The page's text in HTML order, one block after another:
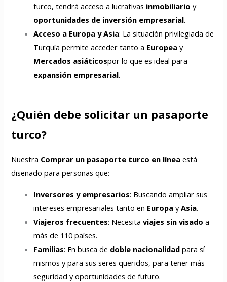
turco, tendrá acceso a lucrativas inmobiliario y
oportunidades de inversión empresarial.
Acceso a Europa y Asia: La situación privilegiada de
Turquía permite acceder tanto a Europea y
Mercados asiáticospor lo que es ideal para
expansión empresarial.
¿Quién debe solicitar un pasaporte
turco?
Nuestra Comprar un pasaporte turco en línea está
diseñado para personas que:
Inversores y empresarios: Buscando ampliar sus
intereses empresariales tanto en Europa yAsia.
Viajeros frecuentes: Necesitaviajes sin visado a
más de 110 países.
Familias: En busca de doble nacionalidad para sí
mismos y para sus seres queridos, para tener más
seguridad y oportunidades de futuro.